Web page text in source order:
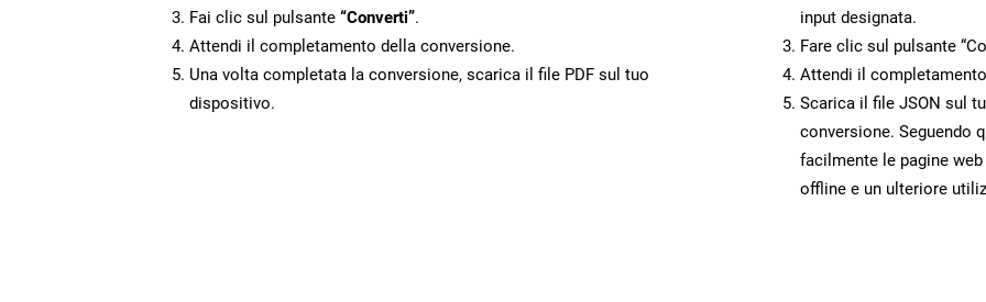
Fai clic sul pulsante “Converti”.
Attendi il completamento della conversione.
Una volta completata la conversione, scarica il file PDF sul tuo
dispositivo.
input designata.
Fare clic sul pulsante
Attendi il
Scarica il file JSON sul
conversione. Seguendo
facilmente le pagine
offline e un ulteriore